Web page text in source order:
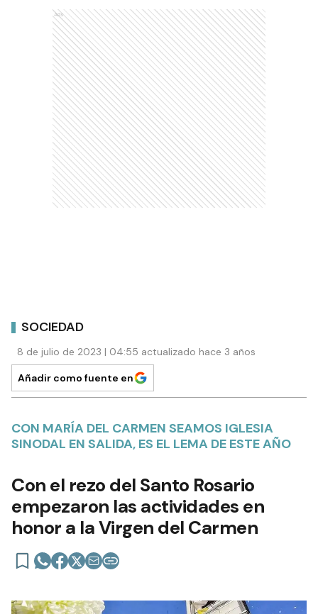
Ads
SOCIEDAD
8 de julio de 2023 | 04:55 actualizado hace 3 años
Añadir como fuente en
CON MARÍA DEL CARMEN SEAMOS IGLESIA
SINODAL EN SALIDA, ES EL LEMA DE ESTE AÑO
Con el rezo del Santo Rosario
empezaron las actividades en
honor a la Virgen del Carmen